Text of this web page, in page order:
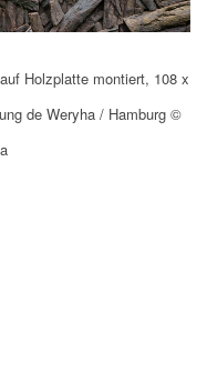
Holzplatte montiert, 108 x
de Weryha / Hamburg ©